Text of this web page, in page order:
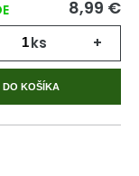
8,99 €
ks +
DO KOŠÍKA